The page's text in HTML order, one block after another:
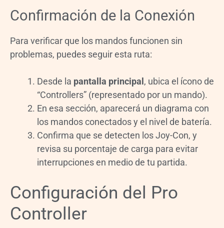
Confirmación de la Conexión
Para verificar que los mandos funcionen sin
problemas, puedes seguir esta ruta:
Desde la pantalla principal , ubica el ícono de
“Controllers” (representado por un mando).
En esa sección, aparecerá un diagrama con
los mandos conectados y el nivel de batería.
Confirma que se detecten los Joy-Con, y
revisa su porcentaje de carga para evitar
interrupciones en medio de tu partida.
Configuración del Pro
Controller